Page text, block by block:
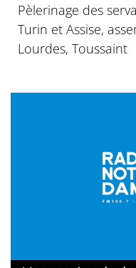
Pèlerinage des
Turin et Assise,
Lourdes, Toussaint